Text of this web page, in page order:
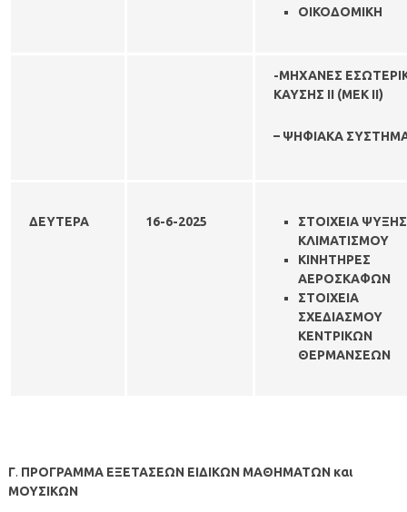
ΟΙΚΟΔΟΜΙΚΗ
-ΜΗΧΑΝΕΣ
ΚΑΥΣΗΣ II (ΜΕΚ ΙΙ)
– ΨΗΦΙΑΚΑ
ΔΕΥΤΕΡΑ 16-6-2025
ΣΤΟΙΧΕΙΑ
ΚΛΙΜΑΤΙΣΜΟΥ
ΚΙΝΗΤΗΡΕΣ
ΑΕΡΟΣΚΑΦΩΝ
ΣΤΟΙΧΕΙΑ
ΣΧΕΔΙΑΣΜΟΥ
ΚΕΝΤΡΙΚΩΝ
ΘΕΡΜΑΝΣΕΩΝ
Γ. ΠΡΟΓΡΑΜΜΑ ΕΞΕΤΑΣΕΩΝ ΕΙΔΙΚΩΝ ΜΑΘΗΜΑΤΩΝ και
ΜΟΥΣΙΚΩΝ